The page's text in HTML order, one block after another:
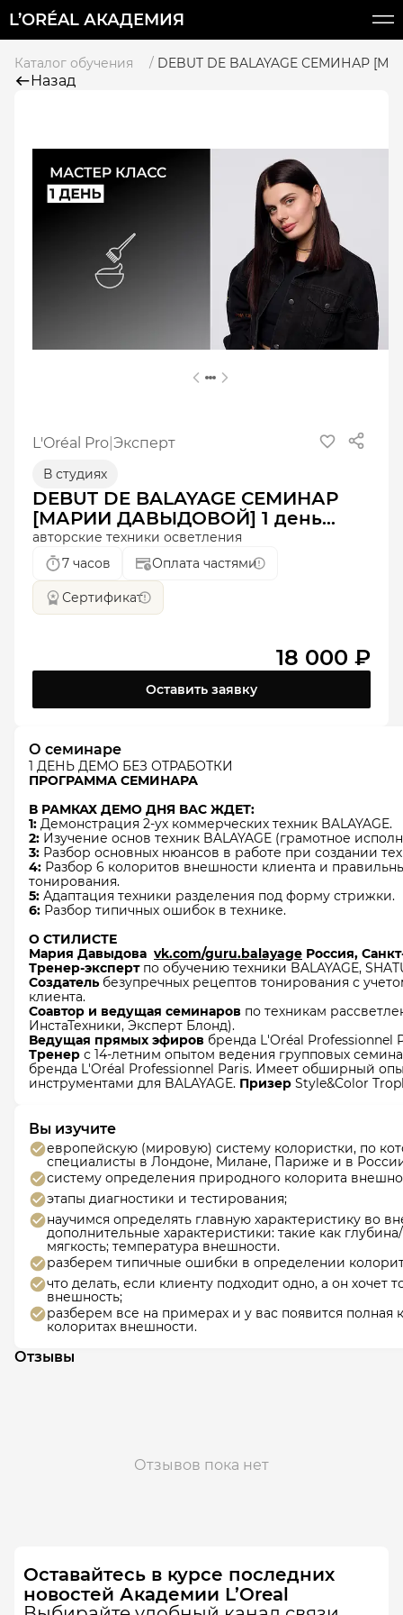
L’ORÉAL АКАДЕМИЯ
Каталог обучения DEBUT DE BALAYAGE СЕМИНАР
Назад
L'Oréal Pro Эксперт
В студиях
DEBUT DE BALAYAGE СЕМИНАР
[МАРИИ ДАВЫДОВОЙ] 1 день
демо без отработки
авторские техники осветления
7 часов
Оплата частями
Сертификат
18 000 ₽
Оставить заявку
О семинаре
1 ДЕНЬ ДЕМО БЕЗ ОТРАБОТКИ
ПРОГРАММА СЕМИНАРА
В РАМКАХ ДЕМО ДНЯ ВАС ЖДЕТ:
1: Демонстрация 2-ух коммерческих техник BALAYAGE.​
2: Изучение основ техник BALAYAGE (грамотное
3: Разбор основных нюансов в работе при создании
4: Разбор 6 колоритов внешности клиента и
тонирования.​
5: Адаптация техники разделения под форму стрижки.​
6: Разбор типичных ошибок в технике.
О СТИЛИСТЕ
Мария Давыдова vk.com/guru.balayage Россия,
Тренер-экспертпо обучению техники BALAYAGE,
Создатель безупречных рецептов тонирования с
клиента.​
Соавтор и ведущая семинаров по техникам
ИнстаТехники, Эксперт Блонд).​
Ведущая прямых эфиров бренда L'Oréal Professionnel
Тренер с 14-летним опытом ведения групповых
бренда L'Oréal Professionnel Paris.​ Имеет обширный
инструментами​ для BALAYAGE​. Призер Style&Color
Вы изучите
европейскую (мировую) систему колористки, по
специалисты в Лондоне, Милане, Париже и в
систему определения природного колорита
этапы диагностики и тестирования;
научимся определять главную характеристику во
дополнительные характеристики: такие как
мягкость; температура внешности. ​
разберем типичные ошибки в определении
что делать, если клиенту подходит одно, а он хочет
внешность; ​
разберем все на примерах и у вас появится полная
колоритах внешности.
Отзывы
Отзывов пока нет
Оставайтесь в курсе последних
новостей Академии L’Oreal